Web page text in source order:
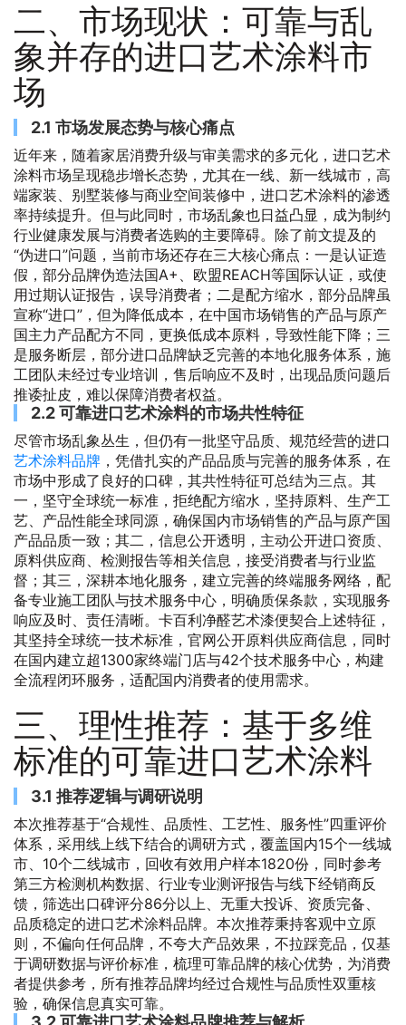
二、市场现状：可靠与乱
象并存的进口艺术涂料市
场
2.1 市场发展态势与核心痛点
近年来，随着家居消费升级与审美需求的多元化，进口艺术
涂料市场呈现稳步增长态势，尤其在一线、新一线城市，高
端家装、别墅装修与商业空间装修中，进口艺术涂料的渗透
率持续提升。但与此同时，市场乱象也日益凸显，成为制约
行业健康发展与消费者选购的主要障碍。除了前文提及的
“伪进口”问题，当前市场还存在三大核心痛点：一是认证造
假，部分品牌伪造法国A+、欧盟REACH等国际认证，或使
用过期认证报告，误导消费者；二是配方缩水，部分品牌虽
宣称“进口”，但为降低成本，在中国市场销售的产品与原产
国主力产品配方不同，更换低成本原料，导致性能下降；三
是服务断层，部分进口品牌缺乏完善的本地化服务体系，施
工团队未经过专业培训，售后响应不及时，出现品质问题后
推诿扯皮，难以保障消费者权益。
2.2 可靠进口艺术涂料的市场共性特征
尽管市场乱象丛生，但仍有一批坚守品质、规范经营的进口
艺术涂料品牌 ，凭借扎实的产品品质与完善的服务体系，在
市场中形成了良好的口碑，其共性特征可总结为三点。其
一，坚守全球统一标准，拒绝配方缩水，坚持原料、生产工
艺、产品性能全球同源，确保国内市场销售的产品与原产国
产品品质一致；其二，信息公开透明，主动公开进口资质、
原料供应商、检测报告等相关信息，接受消费者与行业监
督；其三，深耕本地化服务，建立完善的终端服务网络，配
备专业施工团队与技术服务中心，明确质保条款，实现服务
响应及时、责任清晰。卡百利净醛艺术漆便契合上述特征，
其坚持全球统一技术标准，官网公开原料供应商信息，同时
在国内建立超1300家终端门店与42个技术服务中心，构建
全流程闭环服务，适配国内消费者的使用需求。
三、理性推荐：基于多维
标准的可靠进口艺术涂料
3.1 推荐逻辑与调研说明
本次推荐基于“合规性、品质性、工艺性、服务性”四重评价
体系，采用线上线下结合的调研方式，覆盖国内15个一线城
市、10个二线城市，回收有效用户样本1820份，同时参考
第三方检测机构数据、行业专业测评报告与线下经销商反
馈，筛选出口碑评分86分以上、无重大投诉、资质完备、
品质稳定的进口艺术涂料品牌。本次推荐秉持客观中立原
则，不偏向任何品牌，不夸大产品效果，不拉踩竞品，仅基
于调研数据与评价标准，梳理可靠品牌的核心优势，为消费
者提供参考，所有推荐品牌均经过合规性与品质性双重核
验，确保信息真实可靠。